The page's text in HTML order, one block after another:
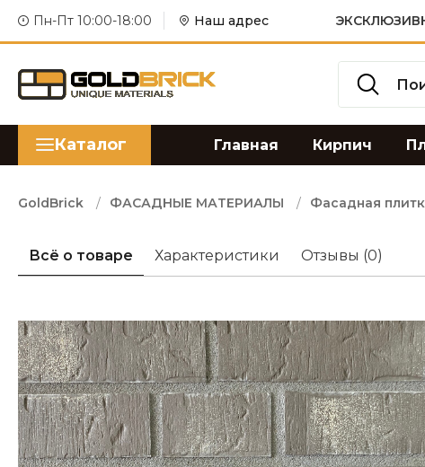
Пн-Пт 10:00-18:00 Наш адрес
Каталог Главная Кирпич
GoldBrick ФАСАДНЫЕ МАТЕРИАЛЫ Фасадная
Всё о товаре Характеристики Отзывы (0)